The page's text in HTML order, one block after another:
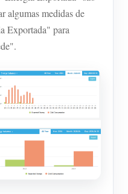
algumas medidas de
Exportada" para